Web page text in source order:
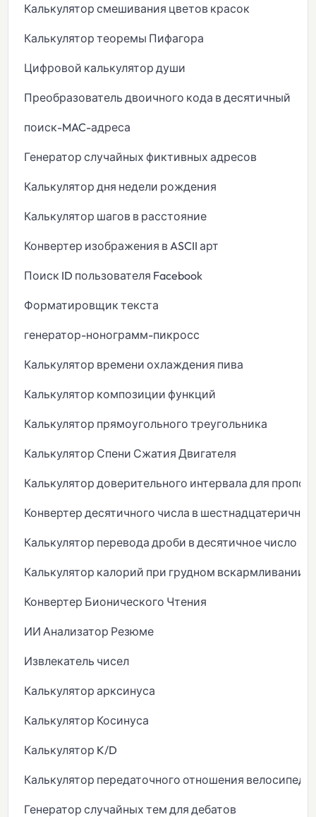
Калькулятор смешивания цветов красок
Калькулятор теоремы Пифагора
Цифровой калькулятор души
Преобразователь двоичного кода в десятичный
поиск-MAC-адреса
Генератор случайных фиктивных адресов
Калькулятор дня недели рождения
Калькулятор шагов в расстояние
Конвертер изображения в ASCII арт
Поиск ID пользователя Facebook
Форматировщик текста
генератор-нонограмм-пикросс
Калькулятор времени охлаждения пива
Калькулятор композиции функций
Калькулятор прямоугольного треугольника
Калькулятор Спени Сжатия Двигателя
Калькулятор доверительного интервала для
Конвертер десятичного числа в шестнадцатеричный
Калькулятор перевода дроби в десятичное число
Калькулятор калорий при грудном вскармливании
Конвертер Бионического Чтения
ИИ Анализатор Резюме
Извлекатель чисел
Калькулятор арксинуса
Калькулятор Косинуса
Калькулятор K/D
Калькулятор передаточного отношения велосипеда
Генератор случайных тем для дебатов